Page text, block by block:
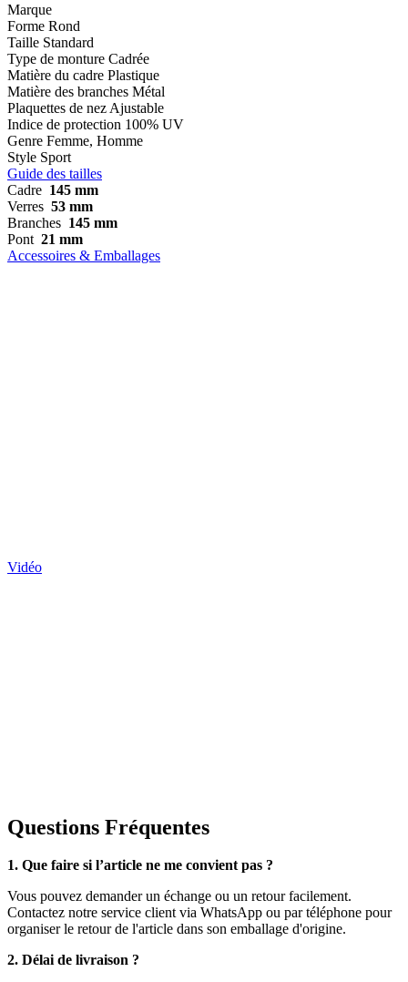
Marque
Forme Rond
Taille Standard
Type de monture Cadrée
Matière du cadre Plastique
Matière des branches Métal
Plaquettes de nez Ajustable
Indice de protection 100% UV
Genre Femme, Homme
Style Sport
Guide des tailles
Cadre 145 mm
Verres 53 mm
Branches 145 mm
Pont 21 mm
Accessoires & Emballages
Vidéo
Questions Fréquentes
1. Que faire si l’article ne me convient pas ?
Vous pouvez demander un échange ou un retour facilement.
Contactez notre service client via WhatsApp ou par téléphone pour
organiser le retour de l'article dans son emballage d'origine.
2. Délai de livraison ?